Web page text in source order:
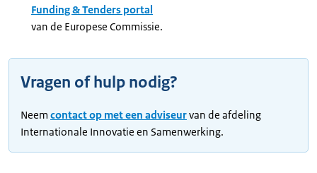
Funding & Tenders portal
van de Europese Commissie.
Vragen of hulp nodig?
Neem contact op met een adviseurvan de afdeling
Internationale Innovatie en Samenwerking.